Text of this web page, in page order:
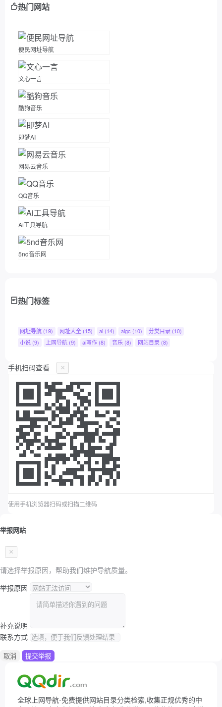
热门网站
便民网址导航
文心一言
酷狗音乐
即梦AI
网易云音乐
QQ音乐
Ai工具导航
5nd音乐网
热门标签
网址导航 (19) 网址大全 (15) ai (14) aigc (10) 分类目录 (10)
小说 (9) 上网导航 (9) ai写作 (8) 音乐 (8) 网站目录 (8)
手机扫码查看 ×
使用手机浏览器扫码或扫描二维码
举报网站
×
请选择举报原因，帮助我们维护导航质量。
举报原因
补充说明
联系方式
取消 提交举报
全球上网导航-免费提供网站目录分类检索,收集正规优秀的中